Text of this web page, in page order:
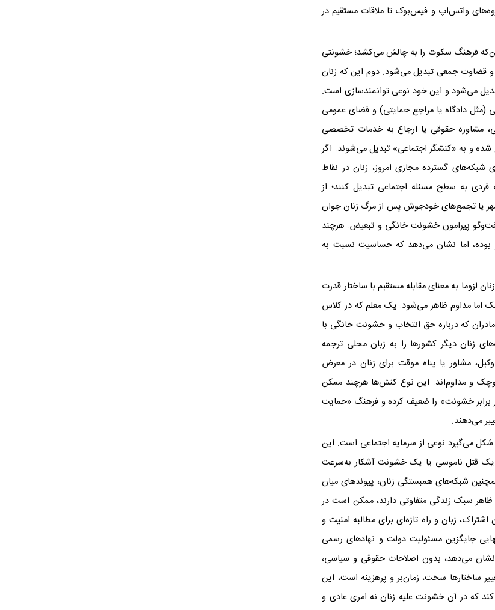
واتس‌اپ و فیس‌بوک تا ملاقات مستقیم در
فرهنگ سکوت را به چالش می‌کشد؛ خشونتی
جمعی تبدیل می‌شود. دوم این‌ که زنان
می‌شود و این خود نوعی توانمندسازی است.
(مثل دادگاه یا مراجع حمایتی) و فضای عمومی
مشاوره‌ حقوقی یا ارجاع به خدمات تخصصی
شده و به «کنشگر اجتماعی» تبدیل می‌شوند. اگر
شبکه‌های گسترده‌ مجازی امروز، زنان در نقاط
به سطح مسئله‌ اجتماعی تبدیل کنند؛ از
یا تجمع‌های خودجوش پس از مرگ زنان جوان
پیرامون خشونت خانگی و تبعیض. هرچند
بوده، اما نشان می‌دهد که حساسیت نسبت به
لزوما به معنای مقابله مستقیم با ساختار قدرت
مداوم ظاهر می‌شود. یک معلم که در کلاس
که درباره‌ حق انتخاب و خشونت خانگی با
زنان دیگر کشورها را به زبان محلی ترجمه
مشاور یا پناه موقت برای زنان در معرض
و مداوم‌اند. این نوع کنش‌ها هرچند ممکن
برابر خشونت» را ضعیف کرده و فرهنگ «حمایت
می‌دهند.
شکل می‌گیرد نوعی از سرمایه اجتماعی است. این
یک قتل ناموسی یا یک خشونت آشکار به‌سرعت
شبکه‌های همبستگی زنان، پیوندهای میان
سبک زندگی متفاوتی دارند، ممکن است در
زبان و راه تازه‌ای برای مطالبه‌ امنیت و
جایگزین مسئولیت دولت و نهادهای رسمی
می‌دهد، بدون اصلاحات حقوقی و سیاسی،
ساختارها سخت، زمان‌بر و پرهزینه است، این
که در آن خشونت علیه زنان نه امری عادی و